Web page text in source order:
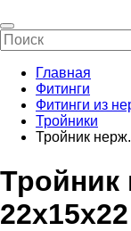
Главная
Фитинги
Фитинги из
Тройники
Тройник
Тройник
22х15х22